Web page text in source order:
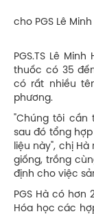
trao
cho PGS Lê
PGS.TS Lê
thuốc có 35
có rất nhiều
phương.
"Chúng tôi
sau đó tổng
liệu này", chị
giống, trồng
định cho việc
PGS Hà có
Hóa học các